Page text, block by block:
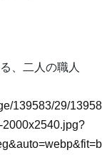
、二人の職人
139583/29/